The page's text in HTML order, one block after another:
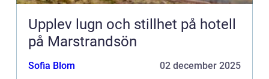
Upplev lugn och stillhet på hotell
på Marstrandsön
Sofia Blom 02 december 2025